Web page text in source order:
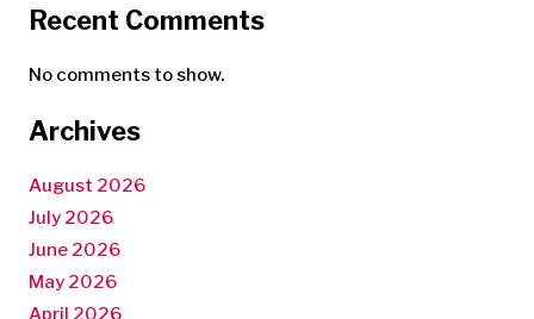
Recent Comments
No comments to show.
Archives
August 2026
July 2026
June 2026
May 2026
April 2026